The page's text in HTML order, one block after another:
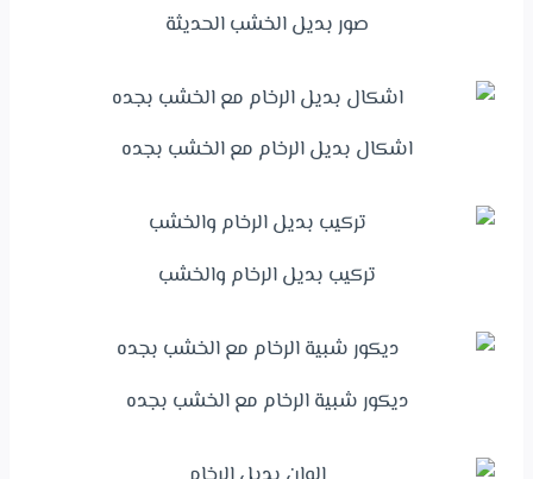
صور بديل الخشب الحديثة
اشكال بديل الرخام مع الخشب بجده
تركيب بديل الرخام والخشب
ديكور شبية الرخام مع الخشب بجده